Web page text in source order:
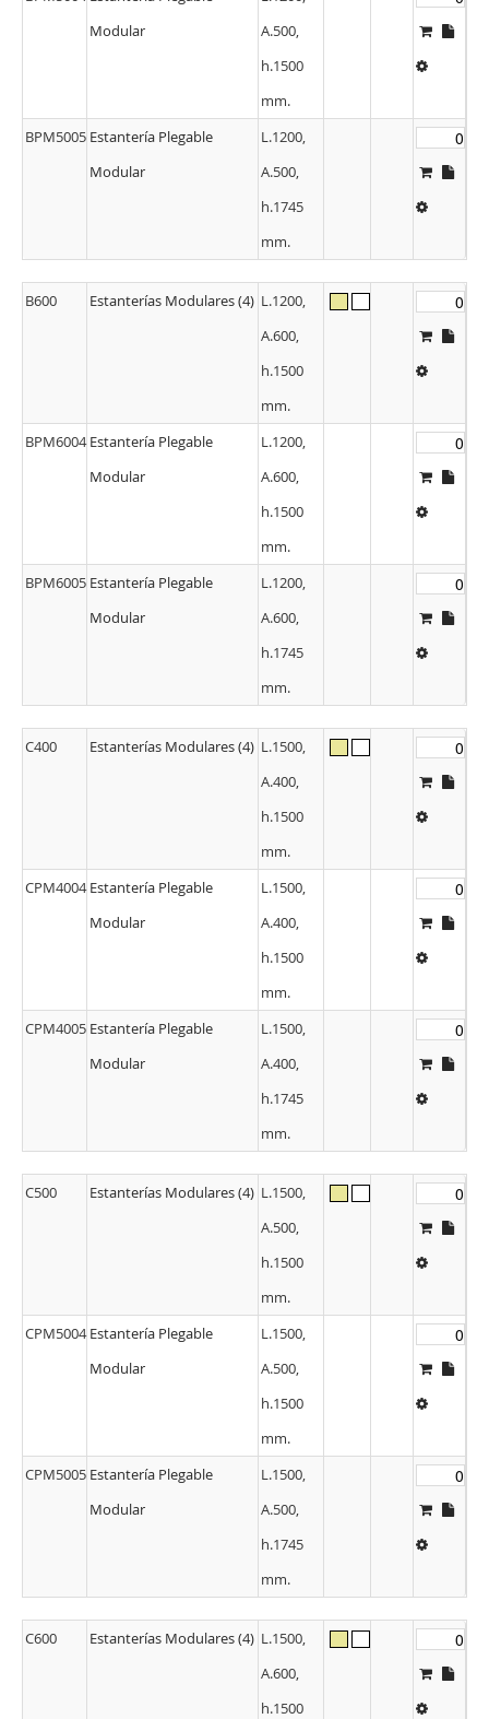
Modular
A.500,
h.1500
mm.
BPM5005 Estantería Plegable
Modular
L.1200,
A.500,
h.1745
mm.
B600 Estanterías Modulares (4) L.1200,
A.600,
h.1500
mm.
BPM6004 Estantería Plegable
Modular
L.1200,
A.600,
h.1500
mm.
BPM6005 Estantería Plegable
Modular
L.1200,
A.600,
h.1745
mm.
C400 Estanterías Modulares (4) L.1500,
A.400,
h.1500
mm.
CPM4004 Estantería Plegable
Modular
L.1500,
A.400,
h.1500
mm.
CPM4005 Estantería Plegable
Modular
L.1500,
A.400,
h.1745
mm.
C500 Estanterías Modulares (4) L.1500,
A.500,
h.1500
mm.
CPM5004 Estantería Plegable
Modular
L.1500,
A.500,
h.1500
mm.
CPM5005 Estantería Plegable
Modular
L.1500,
A.500,
h.1745
mm.
C600 Estanterías Modulares (4) L.1500,
A.600,
h.1500